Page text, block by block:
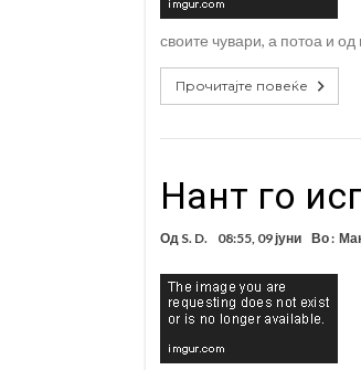
своите чувари, а потоа и
Прочитајте повеќе
Нант го
Од S. D. 08:55, 09 јуни Во :